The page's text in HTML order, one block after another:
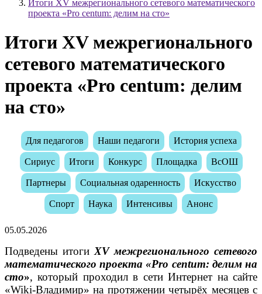
Итоги XV межрегионального сетевого математического
проекта «Pro centum: делим на сто»
Итоги XV межрегионального
сетевого математического
проекта «Pro centum: делим
на сто»
Для педагогов Наши педагоги История успеха
Сириус Итоги Конкурс Площадка ВсОШ
Партнеры Социальная одаренность Искусство
Спорт Наука Интенсивы Анонс
05.05.2026
Подведены итоги XV межрегионального сетевого
математического проекта «Pro centum: делим на
сто», который проходил в сети Интернет на сайте
«Wiki-Владимир» на протяжении четырёх месяцев с